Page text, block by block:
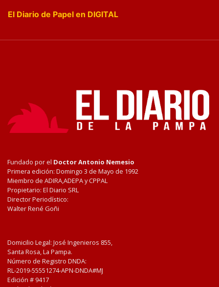
El Diario de Papel en DIGITAL
Fundado por el Doctor Antonio Nemesio
Primera edición: Domingo 3 de Mayo de 1992
Miembro de ADIRA,ADEPA y CPPAL
Propietario: El Diario SRL
Director Periodístico:
Walter René Goñi
Domicilio Legal: José Ingenieros 855,
Santa Rosa, La Pampa.
Número de Registro DNDA:
RL-2019-55551274-APN-DNDA#MJ
Edición # 9417